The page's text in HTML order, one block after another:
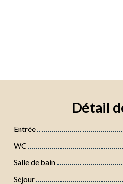
Détail
Entrée
WC
Salle de bain
Séjour